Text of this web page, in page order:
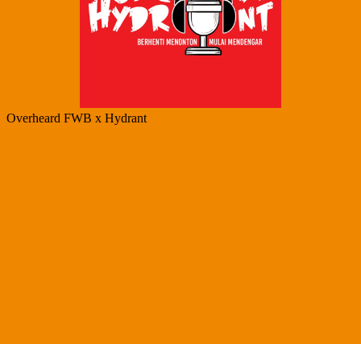
Overheard FWB x Hydrant